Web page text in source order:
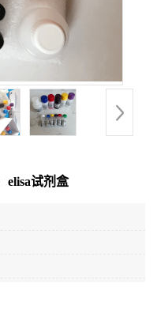
elisa试剂盒